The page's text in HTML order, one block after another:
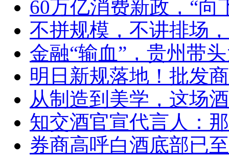
60万亿消费新政，“向
不拼规模，不讲排场
金融“输血”，贵州带
明日新规落地！批发
从制造到美学，这场
知交酒官宣代言人：
券商高呼白酒底部已